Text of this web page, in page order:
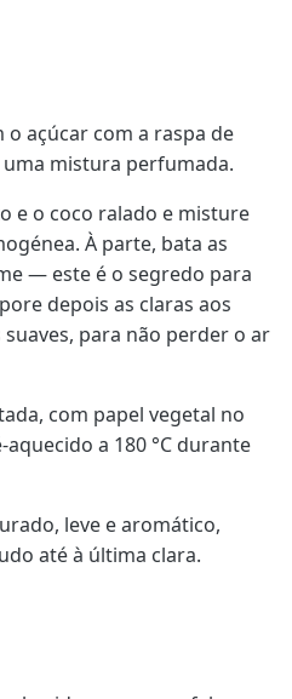
açúcar com a raspa de
mistura perfumada.
e o coco ralado e misture
À parte, bata as
— este é o segredo para
depois as claras aos
para não perder o ar
com papel vegetal no
a 180 °C durante
leve e aromático,
até à última clara.